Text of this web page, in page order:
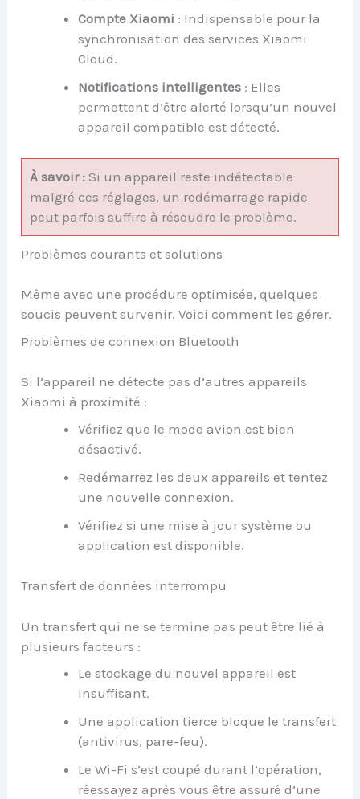
Compte Xiaomi : Indispensable pour la
synchronisation des services Xiaomi
Cloud.
Notifications intelligentes : Elles
permettent d’être alerté lorsqu’un nouvel
appareil compatible est détecté.
À savoir : Si un appareil reste indétectable
malgré ces réglages, un redémarrage rapide
peut parfois suffire à résoudre le problème.
Problèmes courants et solutions
Même avec une procédure optimisée, quelques
soucis peuvent survenir. Voici comment les gérer.
Problèmes de connexion Bluetooth
Si l’appareil ne détecte pas d’autres appareils
Xiaomi à proximité :
Vérifiez que le mode avion est bien
désactivé.
Redémarrez les deux appareils et tentez
une nouvelle connexion.
Vérifiez si une mise à jour système ou
application est disponible.
Transfert de données interrompu
Un transfert qui ne se termine pas peut être lié à
plusieurs facteurs :
Le stockage du nouvel appareil est
insuffisant.
Une application tierce bloque le transfert
(antivirus, pare-feu).
Le Wi-Fi s’est coupé durant l’opération,
réessayez après vous être assuré d’une